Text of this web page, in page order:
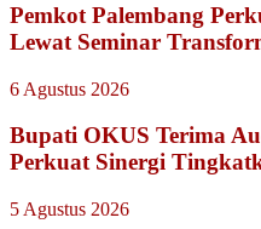
Pemkot Palembang
Lewat Seminar
6 Agustus 2026
Bupati OKUS Terima
Perkuat Sinergi
5 Agustus 2026